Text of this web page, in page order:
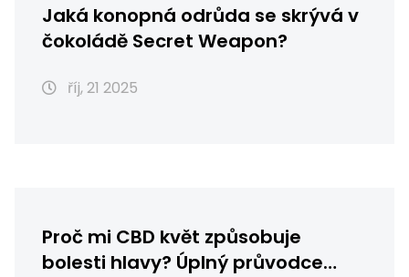
Jaká konopná odrůda se skrývá v
čokoládě Secret Weapon?
říj, 21 2025
Proč mi CBD květ způsobuje
bolesti hlavy? Úplný průvodce